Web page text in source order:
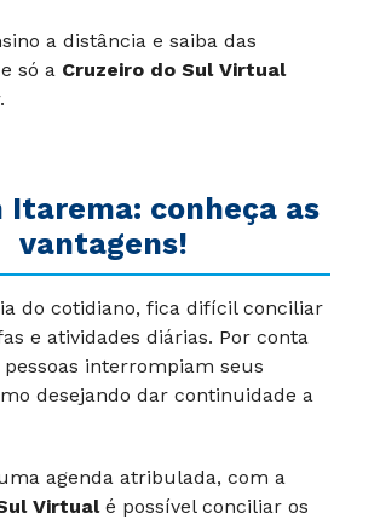
a distância e saiba das
só a Cruzeiro do Sul Virtual
Itarema: conheça as
vantagens!
do cotidiano, fica difícil conciliar
e atividades diárias. Por conta
interrompiam seus
desejando dar continuidade a
agenda atribulada, com a
Virtualé possível conciliar os